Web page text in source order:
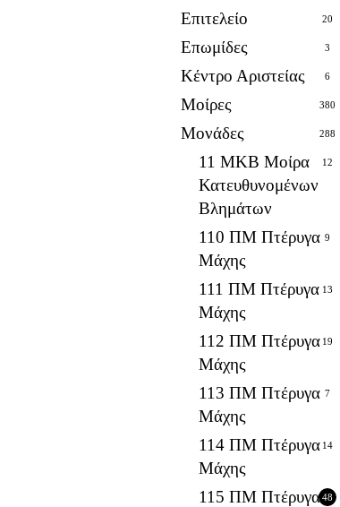
Επιτελείο 20
Επωμίδες 3
Κέντρο Αριστείας 6
Μοίρες 380
Μονάδες 288
11 ΜΚΒ Μοίρα
Κατευθυνομένων
Βλημάτων
12
110 ΠΜ Πτέρυγα
Μάχης
9
111 ΠΜ Πτέρυγα
Μάχης
13
112 ΠΜ Πτέρυγα
Μάχης
19
113 ΠΜ Πτέρυγα
Μάχης
7
114 ΠΜ Πτέρυγα
Μάχης
14
115 ΠΜ Πτέρυγα48